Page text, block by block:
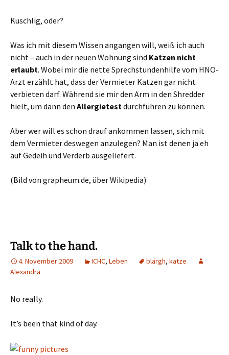
Kuschlig, oder?
Was ich mit diesem Wissen angangen will, weiß ich auch
nicht – auch in der neuen Wohnung sind Katzen nicht
erlaubt. Wobei mir die nette Sprechstundenhilfe vom HNO-
Arzt erzählt hat, dass der Vermieter Katzen gar nicht
verbieten darf. Während sie mir den Arm in den Shredder
hielt, um dann den Allergietest durchführen zu können.
Aber wer will es schon drauf ankommen lassen, sich mit
dem Vermieter deswegen anzulegen? Man ist denen ja eh
auf Gedeih und Verderb ausgeliefert.
(Bild von grapheum.de, über Wikipedia)
Talk to the hand.
4. November 2009 ICHC, Leben blärgh, katze
Alexandra
No really.
It’s been that kind of day.